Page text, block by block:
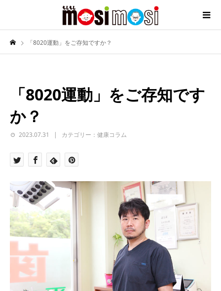
「8020運動」をご存知ですか？
「8020運動」をご存知です
か？
2023.07.31 カテゴリー：健康コラム